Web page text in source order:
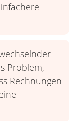
Problem,
Rechnungen